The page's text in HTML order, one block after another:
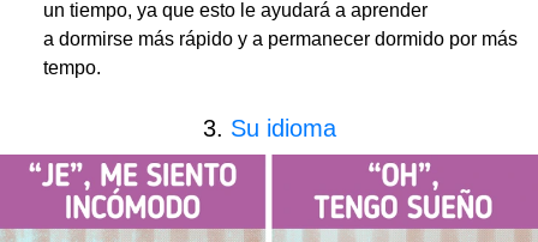
un tiempo, ya que esto le ayudará a aprender
a dormirse más rápido y a permanecer dormido por más
tempo.
3. Su idioma